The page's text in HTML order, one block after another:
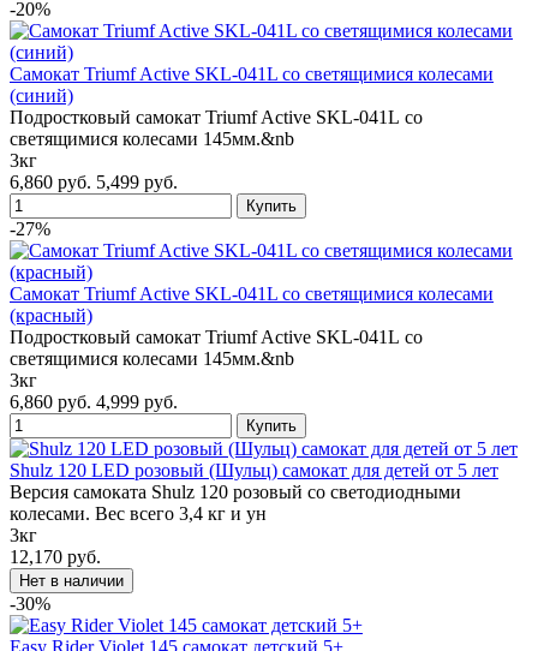
-20%
Cамокат Triumf Active SKL-041L со светящимися колесами
(синий)
Подростковый самокат Triumf Active SKL-041L со
светящимися колесами 145мм.&nb
3кг
6,860 руб. 5,499 руб.
-27%
Cамокат Triumf Active SKL-041L со светящимися колесами
(красный)
Подростковый самокат Triumf Active SKL-041L со
светящимися колесами 145мм.&nb
3кг
6,860 руб. 4,999 руб.
Shulz 120 LED розовый (Шульц) самокат для детей от 5 лет
Версия самоката Shulz 120 розовый со светодиодными
колесами. Вес всего 3,4 кг и ун
3кг
12,170 руб.
-30%
Easy Rider Violet 145 самокат детский 5+